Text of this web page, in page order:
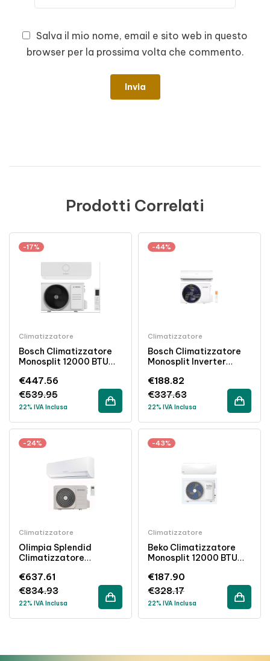
Salva il mio nome, email e sito web in questo
browser per la prossima volta che commento.
Prodotti Correlati
-17%
Climatizzatore
Bosch Climatizzatore
Monosplit 12000 BTU
Bianco
€539.95
€447.56
22% IVA Inclusa
-44%
Climatizzatore
Bosch Climatizzatore
Monosplit Inverter
Bianco
€337.63
€188.82
22% IVA Inclusa
-24%
Climatizzatore
Olimpia Splendid
Climatizzatore
R32 Wi-Fi A++/A+
€834.93
€637.61
22% IVA Inclusa
-43%
Climatizzatore
Beko Climatizzatore
Monosplit 12000 BTU
Parete
€328.17
€187.90
22% IVA Inclusa